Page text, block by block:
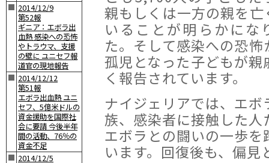
■ 2014/12/9
第52報
ギニア：エボラ出
血熱 感染への恐怖
やトラウマ、支援
の壁に ユニセフ報
道官の現地報告
■ 2014/12/12
第51報
エボラ出血熱 ユニ
セフ、5億米ドルの
資金援助を国際社
会に要請 今後半年
間の活動、76％の
資金不足
■ 2014/12/5
親もしくは一方の親を亡
いることが明らかにな
た。そして感染への恐怖
孤児となった子どもが
く報告されています。
ナイジェリアでは、エ
族、感染者に接触した
エボラとの闘いの一歩
います。回復後も、偏